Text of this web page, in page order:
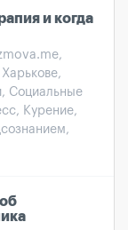
и когда
Социальные
Курение,